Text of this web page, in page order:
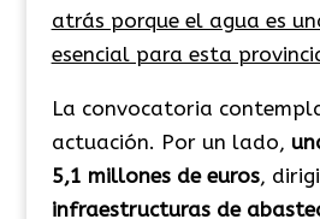
atrás porque el agua es
esencial para esta
La convocatoria
actuación. Por un lado,
5,1 millones de euros,
infraestructuras de